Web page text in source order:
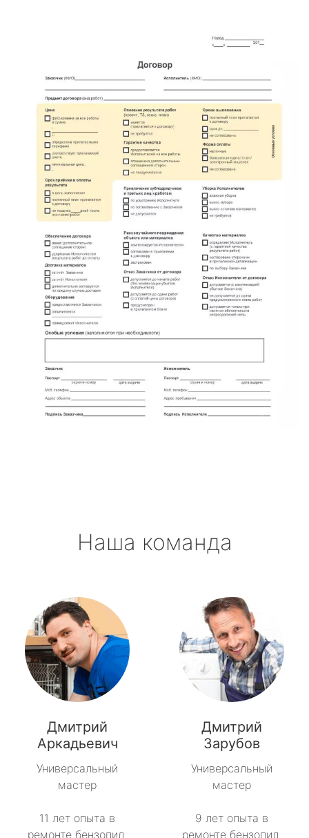
Наша команда
Дмитрий
Аркадьевич
Универсальный
мастер
11 лет опыта в
ремонте бензопил.
Дмитрий
Зарубов
Универсальный
мастер
9 лет опыта в
ремонте бензопил.